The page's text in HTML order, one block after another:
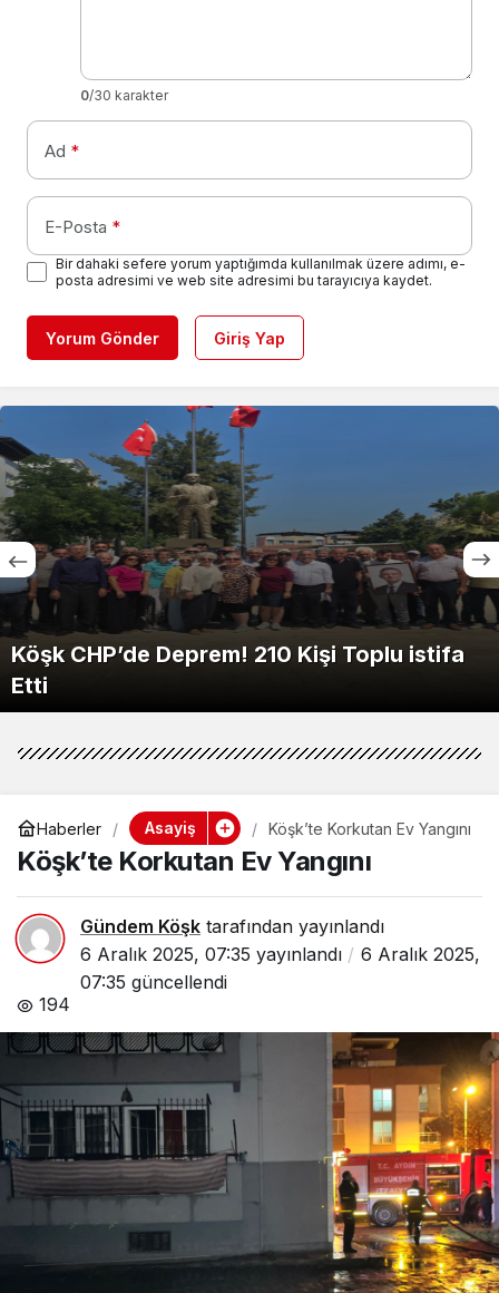
0/30 karakter
Ad *
E-Posta *
Bir dahaki sefere yorum yaptığımda kullanılmak üzere adımı, e-
posta adresimi ve web site adresimi bu tarayıcıya kaydet.
Yorum Gönder Giriş Yap
Köşk CHP’de Deprem! 210 Kişi Toplu istifa
Etti
Haberler Asayiş Köşk’te Korkutan Ev Yangını
Köşk’te Korkutan Ev Yangını
Gündem Köşk tarafından yayınlandı
6 Aralık 2025, 07:35 yayınlandı
6 Aralık 2025,
07:35 güncellendi
194